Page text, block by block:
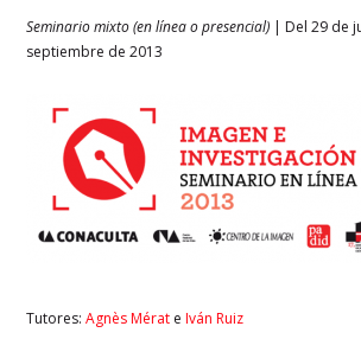
Seminario mixto (en línea o presencial) | Del 29 de
septiembre de 2013
Tutores:Agnès Mérat eIván Ruiz